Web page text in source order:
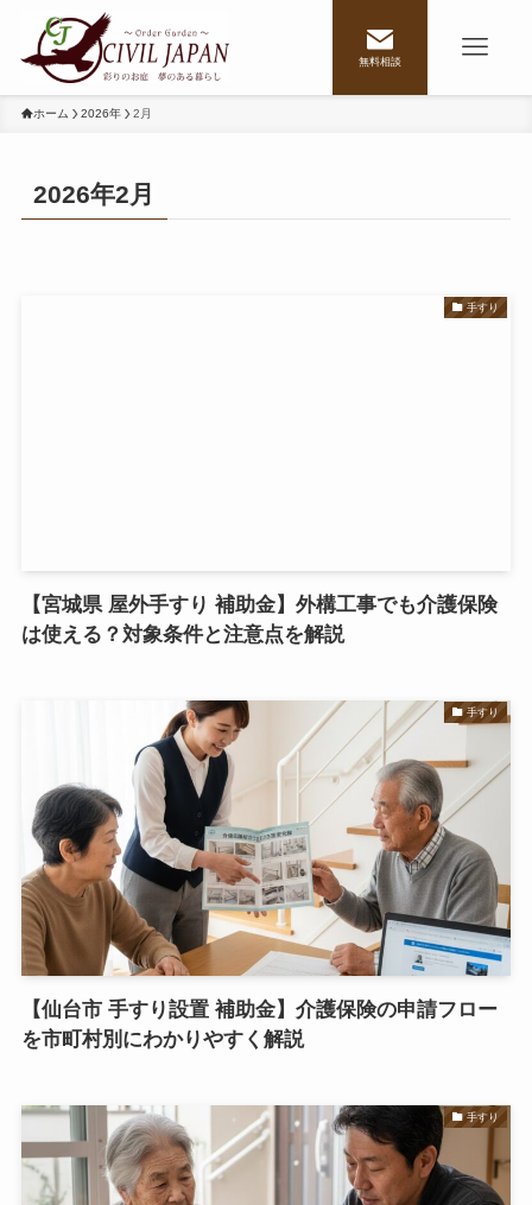
無料相談
ホーム 2026年 2月
2026年2月
手すり
【宮城県 屋外手すり 補助金】外構工事でも介護保険
は使える？対象条件と注意点を解説
手すり
【仙台市 手すり設置 補助金】介護保険の申請フロー
を市町村別にわかりやすく解説
手すり